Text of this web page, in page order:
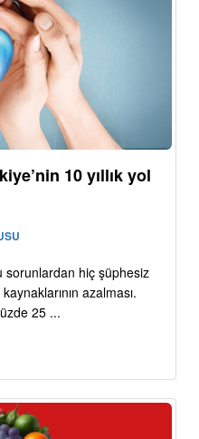
10 yıllık yol
sorunlardan hiç şüphesiz
azalması.
25 ...